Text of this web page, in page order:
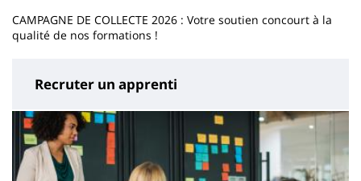
CAMPAGNE DE COLLECTE 2026 : Votre soutien concourt à la
qualité de nos formations !
Recruter un apprenti